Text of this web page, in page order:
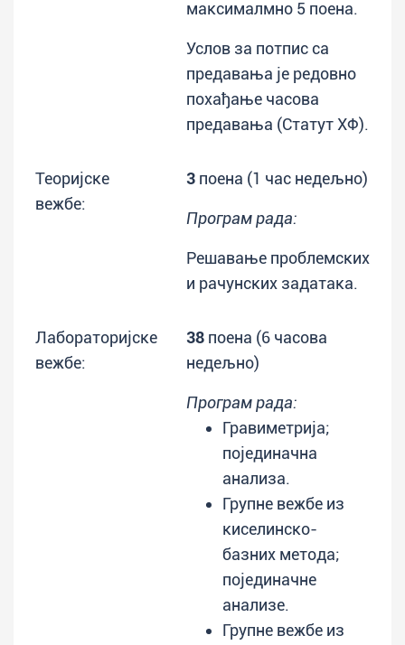
максималмно 5 поена.
Услов за потпис са
предавања је редовно
похађање часова
предавања (Статут ХФ).
Теоријске
вежбе:
3 поена (1 час недељно)
Програм рада:
Решавање проблемских
и рачунских задатака.
Лабораторијске
вежбе:
38 поена (6 часова
недељно)
Програм рада:
Гравиметрија;
појединачна
анализа.
Групне вежбе из
киселинско-
базних метода;
појединачне
анализе.
Групне вежбе из